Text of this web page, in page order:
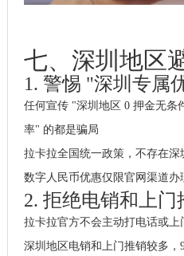
七、深圳地区
1. 警惕 "深圳专属
任何宣传 "深圳地区 0 押金无条
率" 的都是骗局
拉卡拉全国统一政策，不存在
数字人民币优惠仅限官网渠道办
2. 拒绝电销和上门
拉卡拉官方不会主动打电话或上
深圳地区电销和上门推销较多，